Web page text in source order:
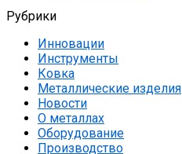
Рубрики
Инновации
Инструменты
Ковка
Металлические изделия
Новости
О металлах
Оборудование
Производство